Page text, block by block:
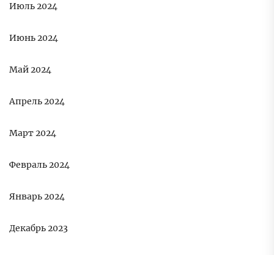
Июль 2024
Июнь 2024
Май 2024
Апрель 2024
Март 2024
Февраль 2024
Январь 2024
Декабрь 2023